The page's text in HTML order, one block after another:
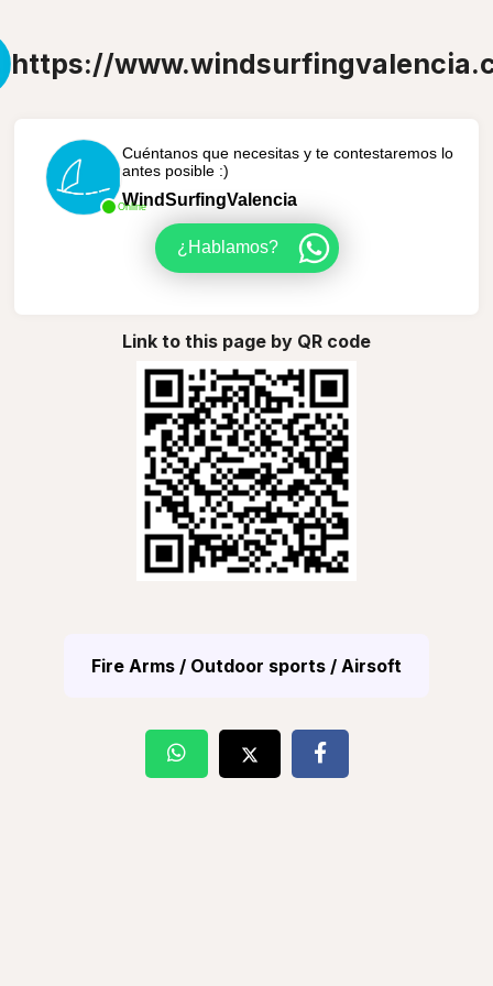
https://
Online
Cuéntanos que necesitas y te contestaremos lo
antes posible :)
WindSurfingValencia
¿Hablamos?
Link to this page by QR code
Fire Arms / Outdoor sports / Airsoft